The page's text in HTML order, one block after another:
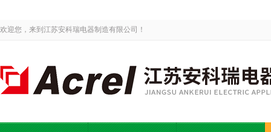
欢迎您，来到江苏安科瑞电器制造有限公司！